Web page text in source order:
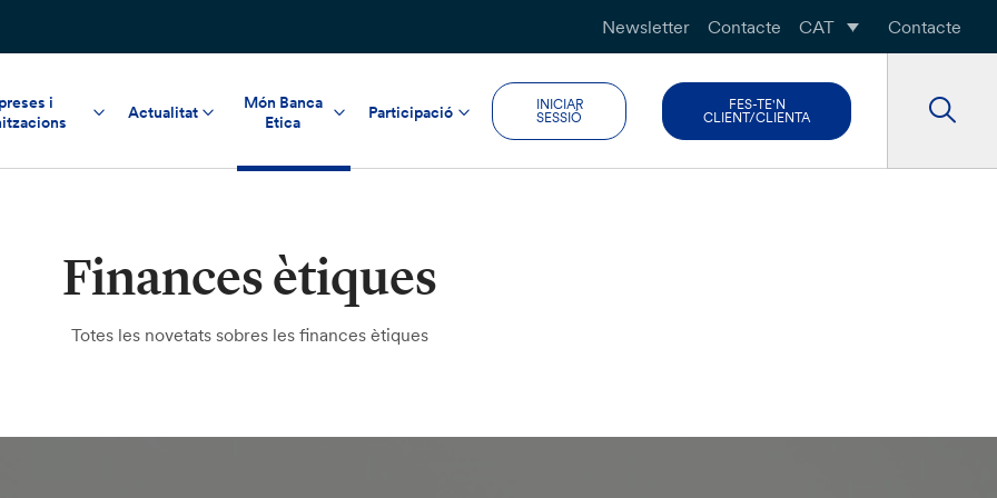
Newsletter Contacte CAT Contacte
i
Actualitat
Món Banca
Etica
Participació
INICIAR
SESSIÓ
FES-TE'N
CLIENT/CLIENTA
Finances ètiques
Totes les novetats sobres les finances ètiques